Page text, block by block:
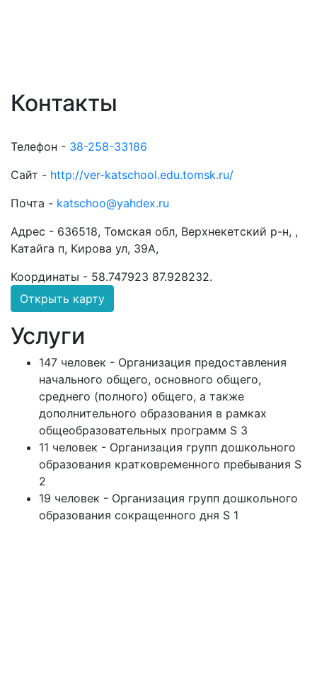
Контакты
Телефон - 38-258-33186
Сайт - http://ver-katschool.edu.tomsk.ru/
Почта - katschoo@yahdex.ru
Адрес - 636518, Томская обл, Верхнекетский р-н, ,
Катайга п, Кирова ул, 39А,
Координаты - 58.747923 87.928232.
Открыть карту
Услуги
147 человек - Организация предоставления
начального общего, основного общего,
среднего (полного) общего, а также
дополнительного образования в рамках
общеобразовательных программ S 3
11 человек - Организация групп дошкольного
образования кратковременного пребывания S
2
19 человек - Организация групп дошкольного
образования сокращенного дня S 1